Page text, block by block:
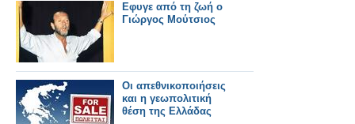
Εφυγε από τη ζωή ο
Γιώργος Μούτσιος
Οι απεθνικοποιήσεις
και η γεωπολιτική
θέση της Ελλάδας